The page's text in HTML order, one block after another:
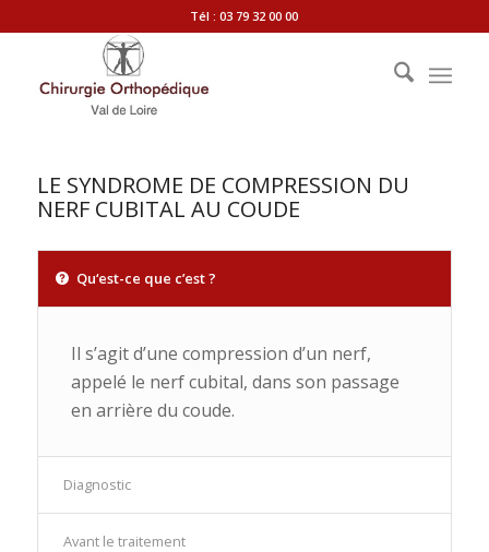
Tél : 03 79 32 00 00
LE SYNDROME DE COMPRESSION DU
NERF CUBITAL AU COUDE
Qu‘est-ce que c’est ?
Il s’agit d’une compression d’un nerf,
appelé le nerf cubital, dans son passage
en arrière du coude.
Diagnostic
Avant le traitement